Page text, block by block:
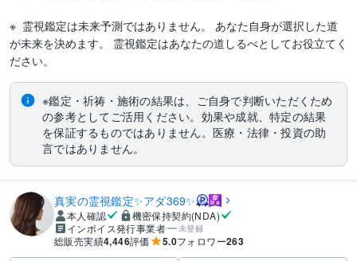
※  霊視鑑定は未来予測ではありません。 あなた自身が選択した道
が未来を決めます。 霊視鑑定はあなたの道しるべとしてお役立てく
※鑑定・祈祷・施術の結果は、ご自身で判断いただくため
の参考としてご活用ください。効果や成就、特定の結果
を保証するものではありません。医療・法律・投資の助
言ではありません。
真実の霊視鑑定✨アダ369✨
本人確認
機密保持契約(NDA)
インボイス発行事業者
未登録
総販売実績4,446評価 5.0フォロワー263